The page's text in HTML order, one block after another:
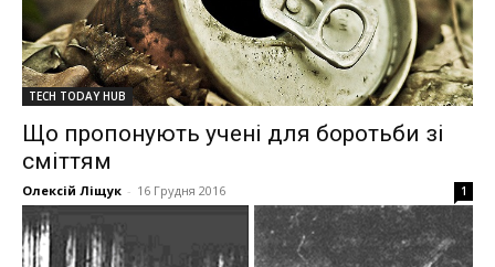
TECH TODAY HUB
Що пропонують учені для боротьби зі
сміттям
Олексій Ліщук - 16 Грудня 2016 1